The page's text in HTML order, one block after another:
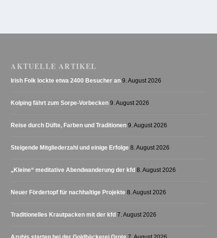
AKTUELLE ARTIKEL
Irish Folk lockte etwa 2400 Besucher an 9. August 2026
Kolping fährt zum Sorpe-Vorbecken 9. August 2026
Reise durch Düfte, Farben und Traditionen 9. August 2026
Steigende Mitgliederzahl und einige Erfolge 8. August 2026
„Kleine“ meditative Abendwanderung der kfd 8. August 2026
Neuer Fördertopf für nachhaltige Projekte 8. August 2026
Traditionelles Krautpacken mit der kfd 7. August 2026